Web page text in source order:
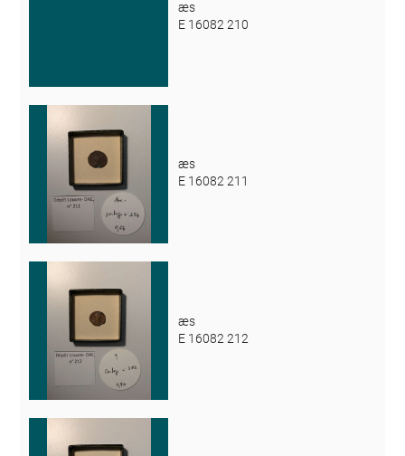
æs
E 16082 210
æs
E 16082 211
æs
E 16082 212